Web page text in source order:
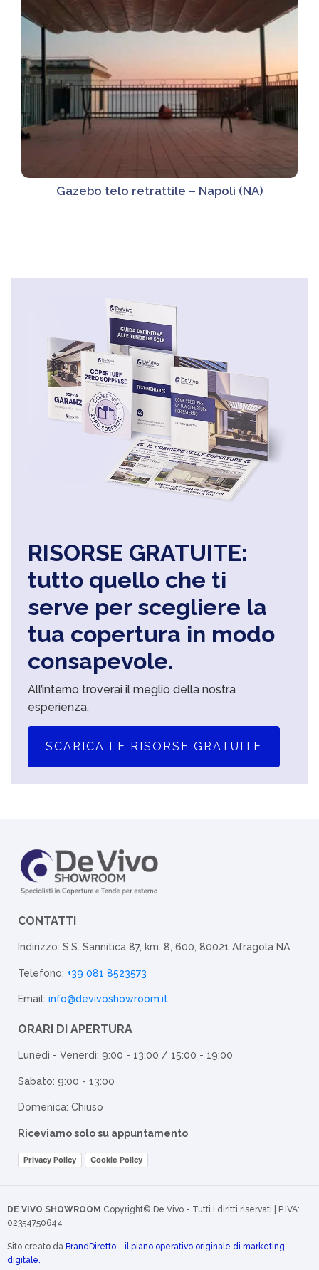
Gazebo telo retrattile – Napoli (NA)
RISORSE GRATUITE:
tutto quello che ti
serve per scegliere la
tua copertura in modo
consapevole.
All’interno troverai il meglio della nostra
esperienza.
SCARICA LE RISORSE GRATUITE
CONTATTI
Indirizzo: S.S. Sannitica 87, km. 8, 600, 80021 Afragola NA
Telefono: +39 081 8523573
Email: info@devivoshowroom.it
ORARI DI APERTURA
Lunedì - Venerdì: 9:00 - 13:00 / 15:00 - 19:00
Sabato: 9:00 - 13:00
Domenica: Chiuso
Riceviamo solo su appuntamento
Privacy Policy Cookie Policy
DE VIVO SHOWROOM Copyright© De Vivo - Tutti i diritti riservati | P.IVA:
02354750644
Sito creato da BrandDiretto - il piano operativo originale di marketing
digitale.